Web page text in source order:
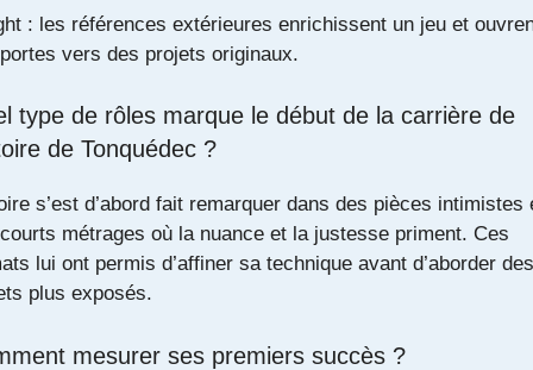
: les références extérieures enrichissent un jeu et
vers des projets originaux.
type de rôles marque le début de la carrière de
de Tonquédec ?
s’est d’abord fait remarquer dans des pièces intimistes
métrages où la nuance et la justesse priment. Ces
lui ont permis d’affiner sa technique avant d’aborder des
plus exposés.
mesurer ses premiers succès ?